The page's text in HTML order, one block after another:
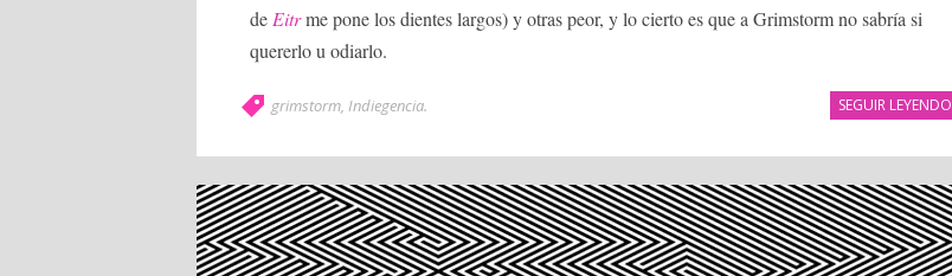
de Eitrme pone los dientes largos) y otras peor, y lo cierto es que a Grimstorm no sabría si
quererlo u odiarlo.
SEGUIR LEYENDO
grimstorm, Indiegencia.